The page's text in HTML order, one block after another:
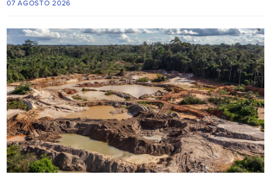
07 AGOSTO 2026